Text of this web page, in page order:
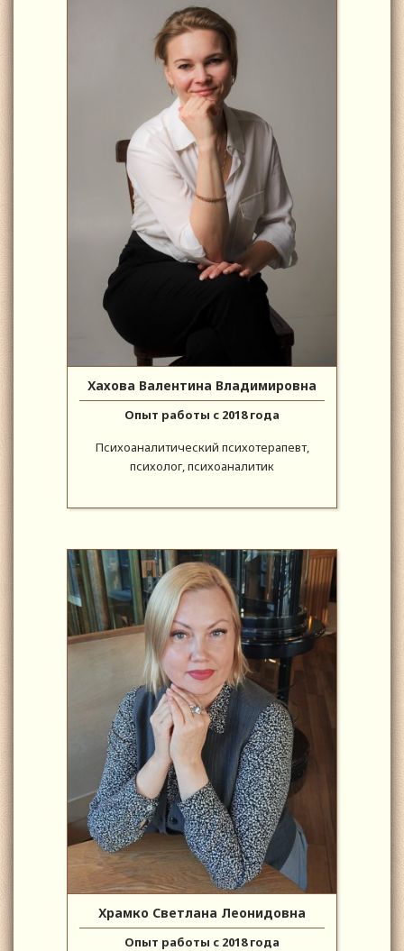
Хахова Валентина Владимировна
Опыт работы с 2018 года
Психоаналитический психотерапевт,
психолог, психоаналитик
Храмко Светлана Леонидовна
Опыт работы с 2018 года